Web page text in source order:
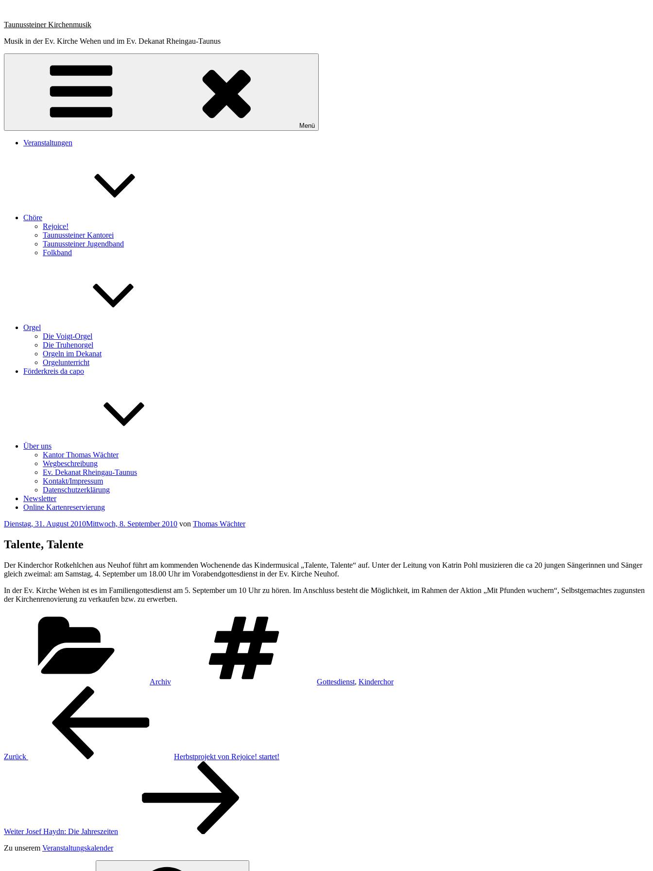
springen
Taunussteiner Kirchenmusik
Musik in der Ev. Kirche Wehen und im Ev. Dekanat Rheingau-Taunus
Menü
Veranstaltungen
Chöre
Rejoice!
Taunussteiner Kantorei
Taunussteiner Jugendband
Folkband
Orgel
Die Voigt-Orgel
Die Truhenorgel
Orgeln im Dekanat
Orgelunterricht
Förderkreis da capo
Über uns
Kantor Thomas Wächter
Wegbeschreibung
Ev. Dekanat Rheingau-Taunus
Kontakt/Impressum
Datenschutzerklärung
Newsletter
Online Kartenreservierung
Veröffentlicht
Dienstag, 31. August 2010Mittwoch, 8. September 2010 von Thomas Wächter
Talente, Talente
Der Kinderchor Rotkehlchen aus Neuhof führt am kommenden Wochenende das Kindermusical „Talente, Talente“ auf. Unter der Leitung von Katrin Pohl musizieren die ca 20 jungen Sängerinnen und Sänger
gleich zweimal: am Samstag, 4. September um 18.00 Uhr im Vorabendgottesdienst in der Ev. Kirche Neuhof.
In der Ev. Kirche Wehen ist es im Familiengottesdienst am 5. September um 10 Uhr zu hören. Im Anschluss besteht die Möglichkeit, im Rahmen der Aktion „Mit Pfunden wuchern“, Selbstgemachtes zugunsten
der Kirchenrenovierung zu verkaufen bzw. zu erwerben.
Archiv Gottesdienst, Kinderchor
Beitragsnavigation
Zurück
Herbstprojekt von Rejoice! startet!
Weiter Josef Haydn: Die Jahreszeiten
Zu unserem Veranstaltungskalender